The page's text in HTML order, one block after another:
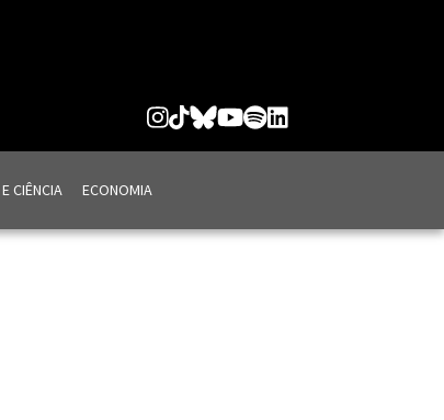
CIÊNCIA ECONOMIA